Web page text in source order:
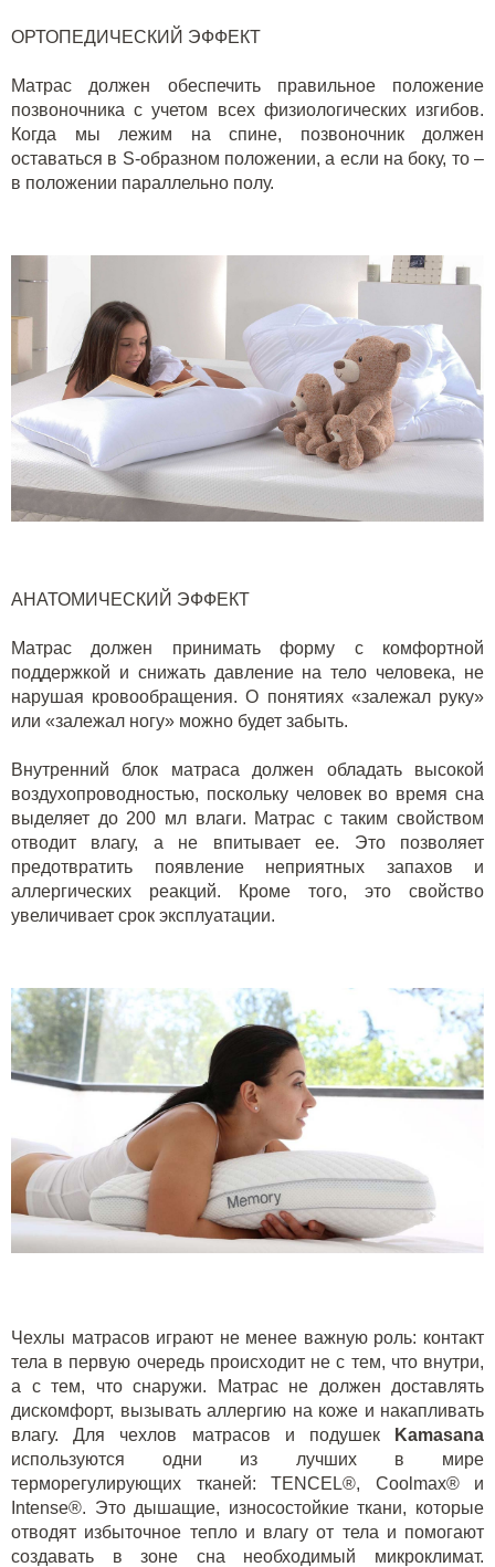
ОРТОПЕДИЧЕСКИЙ ЭФФЕКТ
Матрас должен обеспечить правильное положение
позвоночника с учетом всех физиологических изгибов.
Когда мы лежим на спине, позвоночник должен
оставаться в S-образном положении, а если на боку, то –
в положении параллельно полу.
АНАТОМИЧЕСКИЙ ЭФФЕКТ
Матрас должен принимать форму с комфортной
поддержкой и снижать давление на тело человека, не
нарушая кровообращения. О понятиях «залежал руку»
или «залежал ногу» можно будет забыть.
Внутренний блок матраса должен обладать высокой
воздухопроводностью, поскольку человек во время сна
выделяет до 200 мл влаги. Матрас с таким свойством
отводит влагу, а не впитывает ее. Это позволяет
предотвратить появление неприятных запахов и
аллергических реакций. Кроме того, это свойство
увеличивает срок эксплуатации.
Чехлы матрасов играют не менее важную роль: контакт
тела в первую очередь происходит не с тем, что внутри,
а с тем, что снаружи. Матрас не должен доставлять
дискомфорт, вызывать аллергию на коже и накапливать
влагу. Для чехлов матрасов и подушек
Kamasana
используются одни из лучших в мире
терморегулирующих тканей: TENCEL®, Coolmax® и
Intense®. Это дышащие, износостойкие ткани, которые
отводят избыточное тепло и влагу от тела и помогают
создавать в зоне сна необходимый микроклимат.